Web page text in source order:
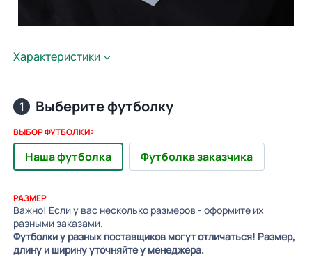
Характеристики
1 Выберите футболку
ВЫБОР ФУТБОЛКИ:
Наша футболка Футболка заказчика
РАЗМЕР
Важно! Если у вас несколько размеров - оформите их
разными заказами.
Футболки у разных поставщиков могут отличаться! Размер,
длину и ширину уточняйте у менеджера.